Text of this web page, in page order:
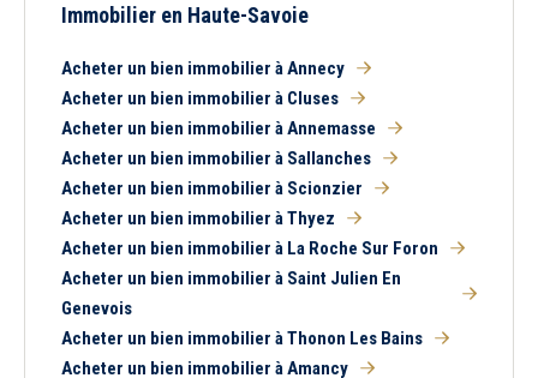
Immobilier en Haute-Savoie
Acheter un bien immobilier à Annecy
Acheter un bien immobilier à Cluses
Acheter un bien immobilier à Annemasse
Acheter un bien immobilier à Sallanches
Acheter un bien immobilier à Scionzier
Acheter un bien immobilier à Thyez
Acheter un bien immobilier à La Roche Sur Foron
Acheter un bien immobilier à Saint Julien En
Genevois
Acheter un bien immobilier à Thonon Les Bains
Acheter un bien immobilier à Amancy